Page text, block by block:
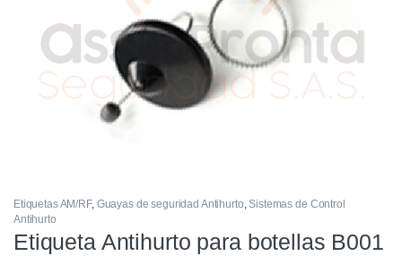
Etiquetas AM/RF, Guayas de seguridad Antihurto,Sistemas de Control
Antihurto
Etiqueta Antihurto para botellas B001